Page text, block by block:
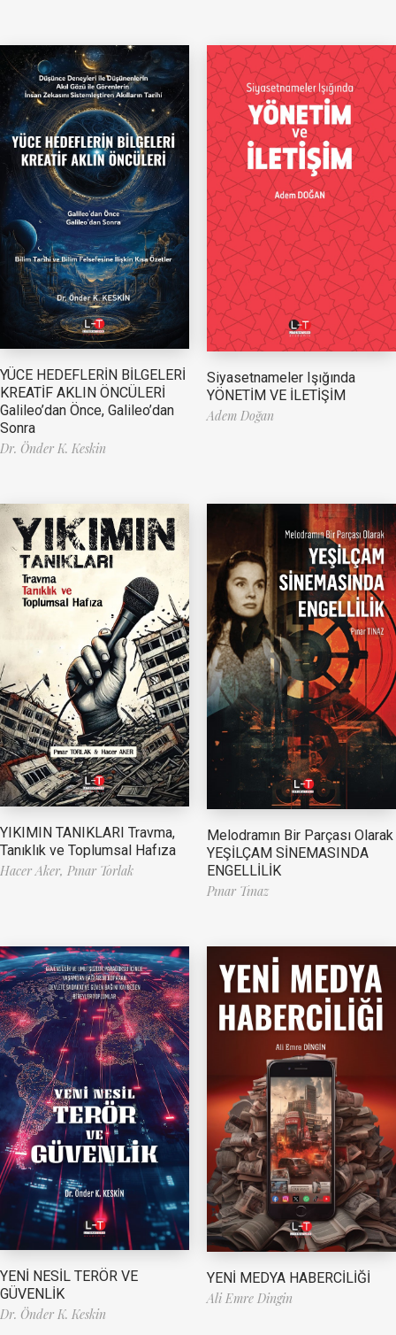
YÜCE HEDEFLERİN BİLGELERİ
KREATİF AKLIN ÖNCÜLERİ
Galileo’dan Önce, Galileo’dan
Sonra
Dr. Önder K. Keskin
Siyasetnameler Işığında
YÖNETİM VE İLETİŞİM
Adem Doğan
YIKIMIN TANIKLARI Travma,
Tanıklık ve Toplumsal Hafıza
Hacer Aker, Pınar Torlak
Melodramın Bir Parçası Olarak
YEŞİLÇAM SİNEMASINDA
ENGELLİLİK
Pınar Tınaz
YENİ NESİL TERÖR VE
GÜVENLİK
Dr. Önder K. Keskin
YENİ MEDYA HABERCİLİĞİ
Ali Emre Dingin